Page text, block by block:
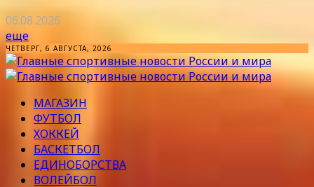
06.08.2026
еще
ЧЕТВЕРГ, 6 АВГУСТА, 2026
МАГАЗИН
ФУТБОЛ
ХОККЕЙ
БАСКЕТБОЛ
ЕДИНОБОРСТВА
ВОЛЕЙБОЛ